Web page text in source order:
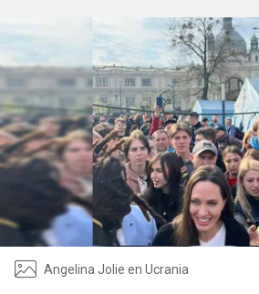
Angelina Jolie en Ucrania